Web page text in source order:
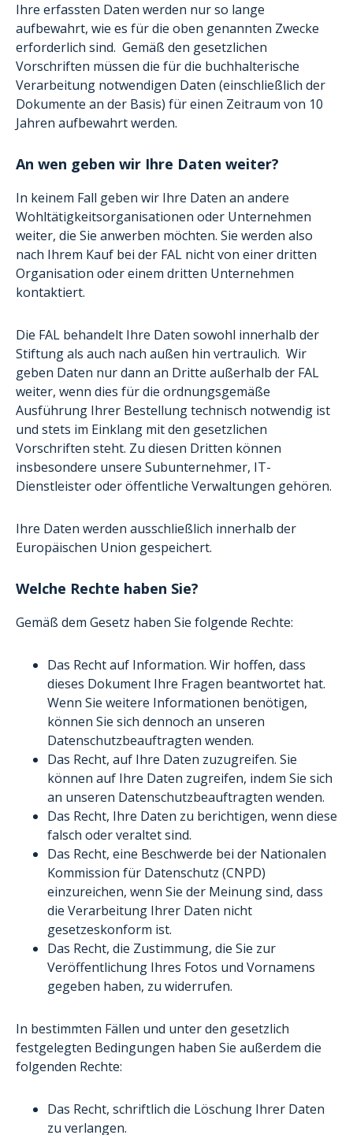
Ihre erfassten Daten werden nur so lange
aufbewahrt, wie es für die oben genannten Zwecke
erforderlich sind. Gemäß den gesetzlichen
Vorschriften müssen die für die buchhalterische
Verarbeitung notwendigen Daten (einschließlich der
Dokumente an der Basis) für einen Zeitraum von 10
Jahren aufbewahrt werden.
An wen geben wir Ihre Daten weiter?
In keinem Fall geben wir Ihre Daten an andere
Wohltätigkeitsorganisationen oder Unternehmen
weiter, die Sie anwerben möchten. Sie werden also
nach Ihrem Kauf bei der FAL nicht von einer dritten
Organisation oder einem dritten Unternehmen
kontaktiert.
Die FAL behandelt Ihre Daten sowohl innerhalb der
Stiftung als auch nach außen hin vertraulich. Wir
geben Daten nur dann an Dritte außerhalb der FAL
weiter, wenn dies für die ordnungsgemäße
Ausführung Ihrer Bestellung technisch notwendig ist
und stets im Einklang mit den gesetzlichen
Vorschriften steht. Zu diesen Dritten können
insbesondere unsere Subunternehmer, IT-
Dienstleister oder öffentliche Verwaltungen gehören.
Ihre Daten werden ausschließlich innerhalb der
Europäischen Union gespeichert.
Welche Rechte haben Sie?
Gemäß dem Gesetz haben Sie folgende Rechte:
Das Recht auf Information. Wir hoffen, dass
dieses Dokument Ihre Fragen beantwortet hat.
Wenn Sie weitere Informationen benötigen,
können Sie sich dennoch an unseren
Datenschutzbeauftragten wenden.
Das Recht, auf Ihre Daten zuzugreifen. Sie
können auf Ihre Daten zugreifen, indem Sie sich
an unseren Datenschutzbeauftragten wenden.
Das Recht, Ihre Daten zu berichtigen, wenn diese
falsch oder veraltet sind.
Das Recht, eine Beschwerde bei der Nationalen
Kommission für Datenschutz (CNPD)
einzureichen, wenn Sie der Meinung sind, dass
die Verarbeitung Ihrer Daten nicht
gesetzeskonform ist.
Das Recht, die Zustimmung, die Sie zur
Veröffentlichung Ihres Fotos und Vornamens
gegeben haben, zu widerrufen.
In bestimmten Fällen und unter den gesetzlich
festgelegten Bedingungen haben Sie außerdem die
folgenden Rechte:
Das Recht, schriftlich die Löschung Ihrer Daten
zu verlangen.